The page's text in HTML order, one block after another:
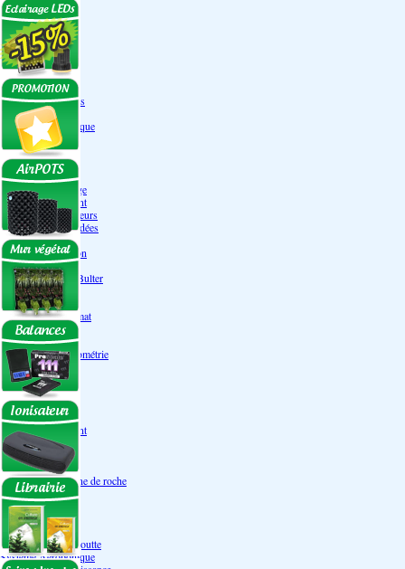
Box par taille
Box 40 cm
Box 60 cm
Box 80-90 cm
Box 120 cm
Autres tailles Box
Box double étages
Engrais par familles
Engrais terre
Engrais hydroponique
Engrais-Coco
Boosters
Engrais Pack
Enzymes
Solutions de rinçage
Promotion Discount
Accessoires et doseurs
Engrais pour orchidées
Correcteurs PH
Extraction/Intraction
Ventilation
Ioniseur d'air -AirBulter
Filtre anti-odeur
Diffusion CO²
Contrôleurs de climat
Silencieux
Gaines
Température Hygrométrie
Humidificateurs
Accessoires
Pots - Substrats
Soucoupe
Air Pots originaux
Promotion Discount
Terraux
Autres substrats
Fibre Coco
Billes d'argile- Laine de roche
Irrigation
Orchidées
Système NFT
Ultraponie
Système goutte à goutte
Système Aéroponique